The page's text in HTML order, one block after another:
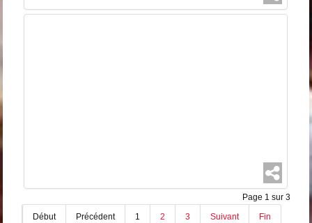
Page 1 sur 3
Début
Précédent 1 2 3 Suivant Fin